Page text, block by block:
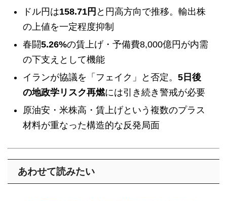
ドル円は158.71円 と円高方向で推移。輸出株
の上値を一定程度抑制
春闘5.26%の賃上げ・予備費8,000億円が内需
の下支えとして機能
イランが協議を「フェイク」と否定。 5日後
の地政学リスク再燃には引き続き警戒が必要
原油安・米株高・賃上げという複数のプラス
材料が重なった構造的な反発局面
あわせて読みたい